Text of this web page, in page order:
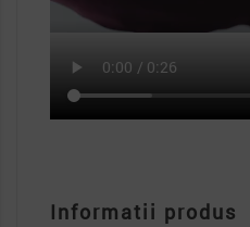
Informatii produs